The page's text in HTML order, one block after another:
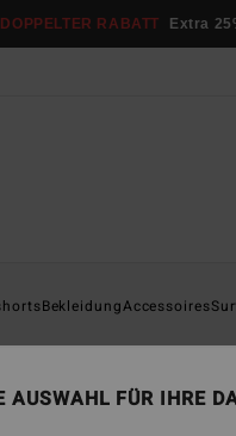
DOPPELTER RABATT Extra
BekleidungAccessoires
AUSWAHL FÜR IHRE